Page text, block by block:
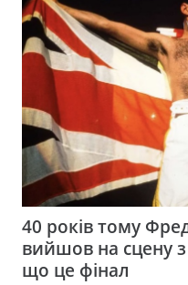
40 років тому
вийшов на сцену з
що це фінал